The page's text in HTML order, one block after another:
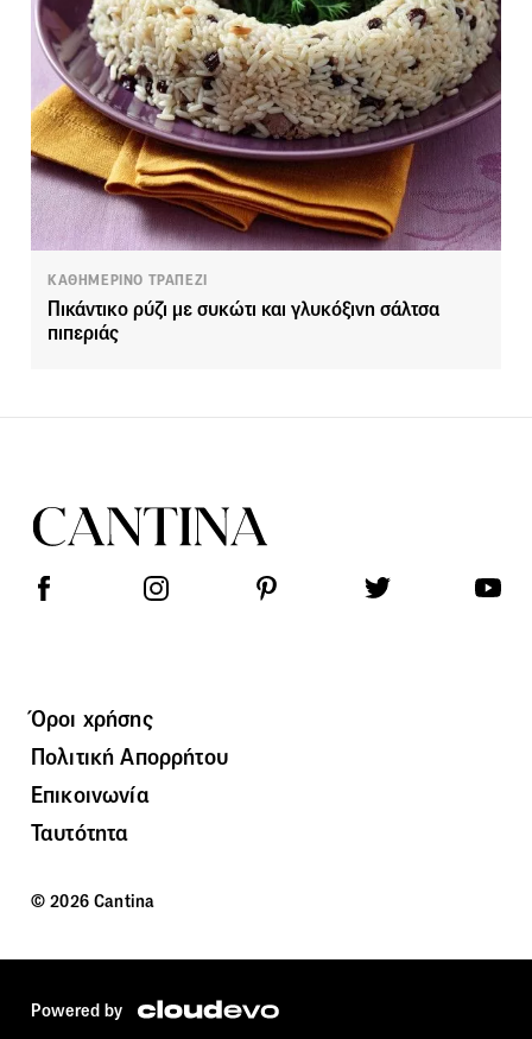
ΚΑΘΗΜΕΡΙΝΟ ΤΡΑΠΕΖΙ
Πικάντικο ρύζι με συκώτι και γλυκόξινη σάλτσα
πιπεριάς
Όροι χρήσης
Πολιτική Απορρήτου
Επικοινωνία
Ταυτότητα
© 2026 Cantina
Powered by